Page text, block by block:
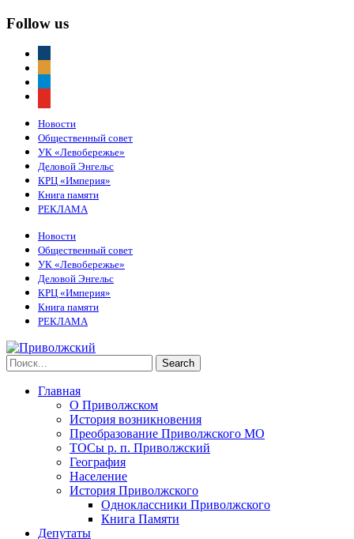
Follow us
Новости
Общественный совет
УК «Левобережье»
Деловой Энгельс
КРЦ «Империя»
Книга памяти
РЕКЛАМА
Новости
Общественный совет
УК «Левобережье»
Деловой Энгельс
КРЦ «Империя»
Книга памяти
РЕКЛАМА
Главная
О Приволжском
История возникновения
Преобразование Приволжского МО
ТОСы р. п. Приволжский
География
Население
История Приволжского
Одноклассники Приволжского
Книга Памяти
Депутаты